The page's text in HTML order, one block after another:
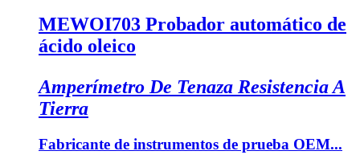
MEWOI703 Probador automático de
ácido oleico
Amperímetro De Tenaza Resistencia A
Tierra
Fabricante de instrumentos de prueba OEM...